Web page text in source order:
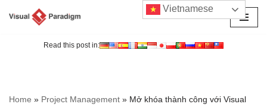
Read this post in:
Home » Project Management » Mở khóa thành công với Visual
Vietnamese